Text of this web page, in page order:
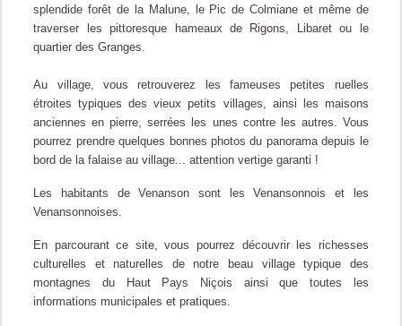
splendide forêt de la Malune, le Pic de Colmiane et même de
traverser les pittoresque hameaux de Rigons, Libaret ou le
quartier des Granges.
Au village, vous retrouverez les fameuses petites ruelles
étroites typiques des vieux petits villages, ainsi les maisons
anciennes en pierre, serrées les unes contre les autres. Vous
pourrez prendre quelques bonnes photos du panorama depuis le
bord de la falaise au village... attention vertige garanti !
Les habitants de Venanson sont les Venansonnois et les
Venansonnoises.
En parcourant ce site, vous pourrez découvrir les richesses
culturelles et naturelles de notre beau village typique des
montagnes du Haut Pays Niçois ainsi que toutes les
informations municipales et pratiques.